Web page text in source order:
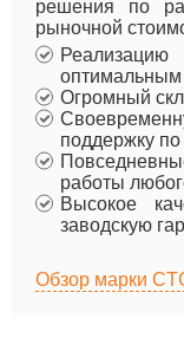
решения по
рыночной
Огромный
поддержку
работы
Высокое
заводскую
Обзор марки